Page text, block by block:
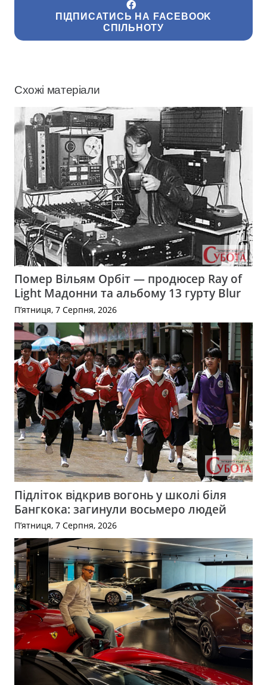
ПІДПИСАТИСЬ НА FACEBOOK
СПІЛЬНОТУ
Схожі матеріали
Помер Вільям Орбіт — продюсер Ray of
Light Мадонни та альбому 13 гурту Blur
П’ятниця, 7 Серпня, 2026
Підліток відкрив вогонь у школі біля
Бангкока: загинули восьмеро людей
П’ятниця, 7 Серпня, 2026